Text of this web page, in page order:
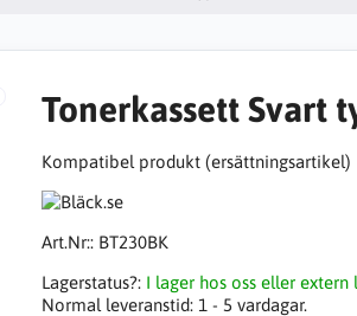
Tonerkassett Svart
Kompatibel produkt (ersättningsartikel)
Art.Nr:: BT230BK
Lagerstatus?: I lager hos oss eller extern
Normal leveranstid: 1 - 5 vardagar.